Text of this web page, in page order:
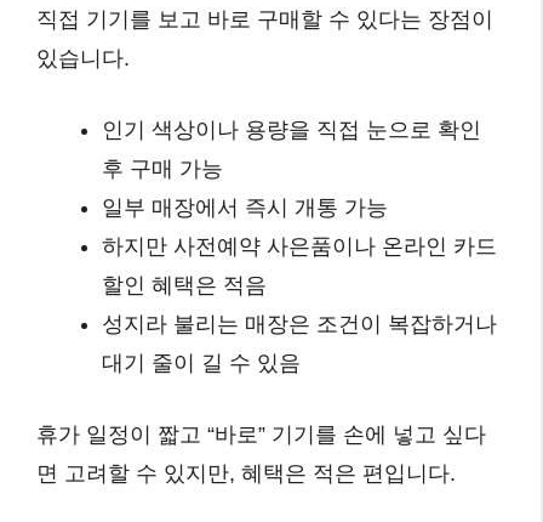
직접 기기를 보고 바로 구매할 수 있다는 장점이
있습니다.
인기 색상이나 용량을 직접 눈으로 확인
후 구매 가능
일부 매장에서 즉시 개통 가능
하지만 사전예약 사은품이나 온라인 카드
할인 혜택은 적음
성지라 불리는 매장은 조건이 복잡하거나
대기 줄이 길 수 있음
휴가 일정이 짧고 “바로” 기기를 손에 넣고 싶다
면 고려할 수 있지만, 혜택은 적은 편입니다.